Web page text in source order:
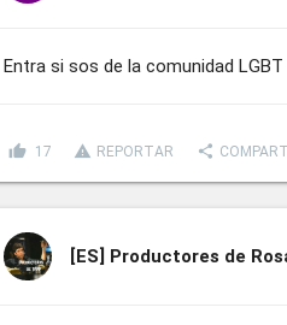
Entra si sos de la comunidad LGBT
thumb_up 17 report_problem REPORTAR share
[ES] Productores de